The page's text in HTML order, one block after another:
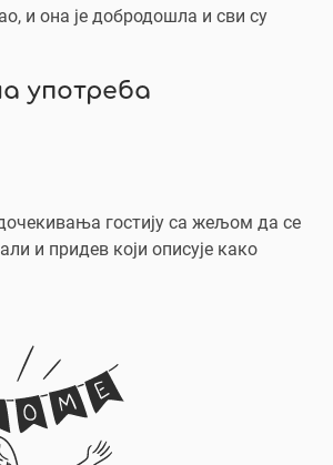
и она је добродошла и сви су
употреба
гостију са жељом да се
и придев који описује како